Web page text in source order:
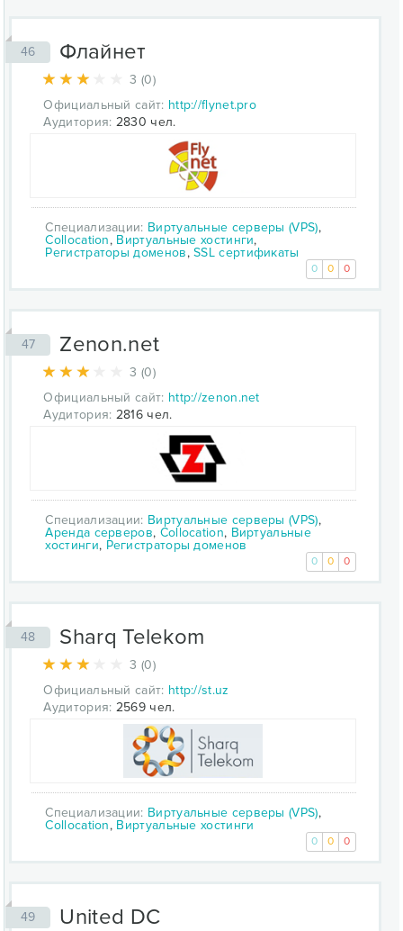
46 Флайнет
3 (0)
Официальный сайт: http://flynet.pro
Аудитория: 2830 чел.
Специализации: Виртуальные серверы (VPS),
Collocation, Виртуальные хостинги,
Регистраторы доменов,SSL сертификаты
0 0 0
47 Zenon.net
3 (0)
Официальный сайт: http://zenon.net
Аудитория: 2816 чел.
Специализации: Виртуальные серверы (VPS),
Аренда серверов, Collocation, Виртуальные
хостинги, Регистраторы доменов
0 0 0
48 Sharq Telekom
3 (0)
Официальный сайт: http://st.uz
Аудитория: 2569 чел.
Специализации: Виртуальные серверы (VPS),
Collocation, Виртуальные хостинги
0 0 0
49 United DC